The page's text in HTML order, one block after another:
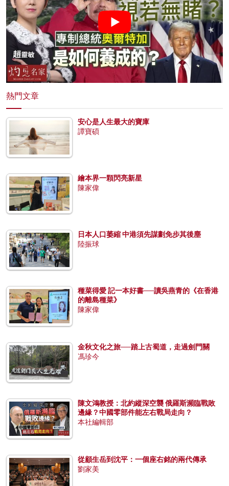
熱門文章
安心是人生最大的寶庫
譚寶碩
繪本界一顆閃亮新星
陳家偉
日本人口萎縮 中港須先謀劃免步其後塵
陸振球
種菜得愛 記一本好書──讀吳燕青的《在香港
的離島種菜》
陳家偉
金秋文化之旅──踏上古蜀道，走過劍門關
馮珍今
陳文鴻教授：北約縱深空襲 俄羅斯瀕臨戰敗
邊緣？中國零部件能左右戰局走向？
本社編輯部
從顧生岳到沈平：一個座右銘的兩代傳承
劉家美